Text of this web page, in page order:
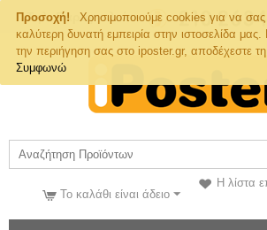
Προσοχή!
Χρησιμοποιούμε cookies για να
καλύτερη δυνατή εμπειρία στην ιστοσελίδα
την περιήγηση σας στο iposter.gr, αποδέχεστε
Συμφωνώ
Τηλ. Παραγγελιών
Η λίστα
Το καλάθι είναι άδειο